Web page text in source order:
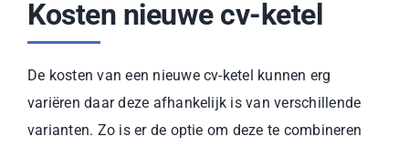
Kosten nieuwe cv-ketel
De kosten van een nieuwe cv-ketel kunnen erg
variëren daar deze afhankelijk is van verschillende
varianten. Zo is er de optie om deze te combineren